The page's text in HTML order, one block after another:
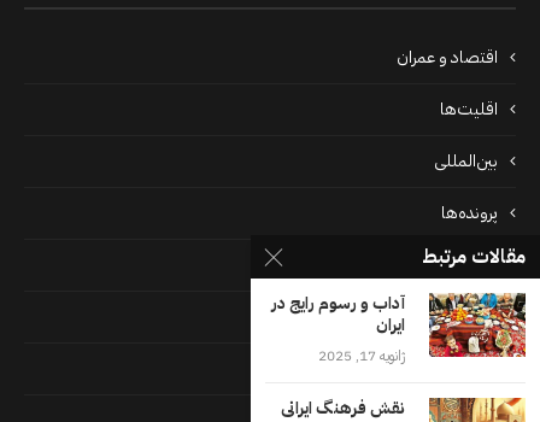
اقتصاد و عمران
اقلیت‌ها
بین‌المللی
پرونده‌ها
جامعه
دسته بندی نشده
مقالات مرتبط
آداب و رسوم رایج در
ایران
ژانویه 17, 2025
نقش فرهنگ ایرانی